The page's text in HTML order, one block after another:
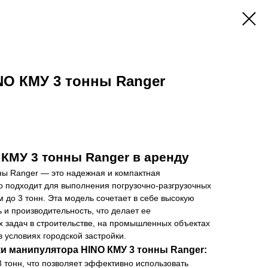
КМУ 3 тонны Ranger
3 тонны Ranger в аренду
Ranger — это надежная и компактная
подходит для выполнения погрузочно-разгрузочных
до 3 тонн. Эта модель сочетает в себе высокую
производительность, что делает ее
задач в строительстве, на промышленных объектах
городской застройки.
манипулятора HINO КМУ 3 тонны Ranger:
что позволяет эффективно использовать